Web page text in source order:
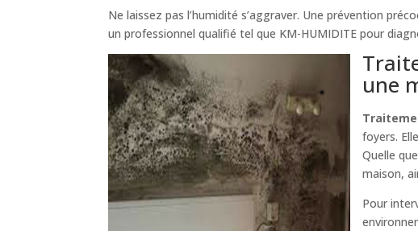
Ne laissez pas l’humidité s’aggraver. Une prévention
un professionnel qualifié tel que KM-HUMIDITE pour
une
foyers.
Quelle
maison,
Pour